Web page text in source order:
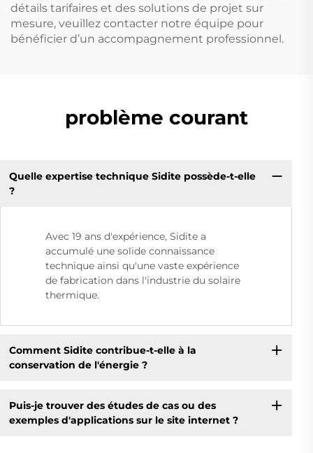
détails tarifaires et des solutions de projet sur
mesure, veuillez contacter notre équipe pour
bénéficier d’un accompagnement professionnel.
problème courant
Quelle expertise technique Sidite possède-t-elle
?
Avec 19 ans d'expérience, Sidite a
accumulé une solide connaissance
technique ainsi qu'une vaste expérience
de fabrication dans l'industrie du solaire
thermique.
Comment Sidite contribue-t-elle à la
conservation de l'énergie ?
Puis-je trouver des études de cas ou des
exemples d'applications sur le site internet ?